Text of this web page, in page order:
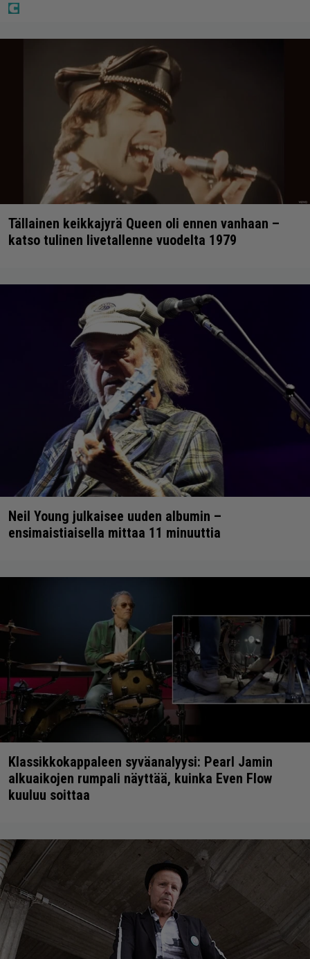
Tällainen keikkajyrä Queen oli ennen vanhaan –
katso tulinen livetallenne vuodelta 1979
Neil Young julkaisee uuden albumin –
ensimaistiaisella mittaa 11 minuuttia
Klassikkokappaleen syväanalyysi: Pearl Jamin
alkuaikojen rumpali näyttää, kuinka Even Flow
kuuluu soittaa